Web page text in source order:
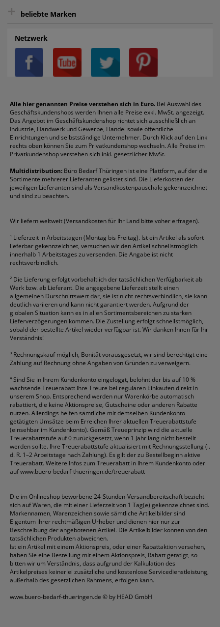
FAQ
AGB
Datenschutz
Privatsphäre-Einstellungen
Über uns
Reklamation / Retouren
Vertrag widerrufen (Privatkunden)
Rabatte & Aktionen
Aktenvernichter
Batterien
Bleistifte
Blöcke
Boardmarker
Briefumschläge
Druckerpatronen
Etiketten
Fineliner
Folienschreiber
Formulare
Gelschreiber
Geschäftsbücher
Heftstreifen
Kaffee
Klebeband
Klemmmappen
Kopierpapier
Korrekturmittel
Kugelschreiber
Mappen
Ordner
Packband
Permanentmarker
Radiergummis
Schnellhefter
Sichthüllen
Taschenrechner
Textmarker
Tintenroller
Tintenpatronen
Toilettenpapier
Toner
Versandmaterial
Versandtaschen
+ beliebte Marken
Alco
Avery/Zweckform
Canon
Durable
DYMO
Edding
Esselte
Faber-Castell
Fellowes
Franken
Fripa
HP
Leitz
Läufer
Melitta
Pentel
Pelikan
Pilot
Pritt
Schneider
Stabilo
Staedtler
alle Marken anzeigen
Netzwerk
Alle hier genannten Preise verstehen sich in Euro. Bei Auswahl des
Geschäftskundenshops werden Ihnen alle Preise exkl. MwSt. angezeigt.
Das Angebot im Geschäftskundenshop richtet sich ausschließlich an
Industrie, Handwerk und Gewerbe, Handel sowie öffentliche
Einrichtungen und selbstständige Unternehmer. Durch Klick auf den Link
rechts oben können Sie zum Privatkundenshop wechseln. Alle Preise im
Privatkundenshop verstehen sich inkl. gesetzlicher MwSt.
Multidistribution: Büro Bedarf Thüringen ist eine Plattform, auf der die
Sortimente mehrerer Lieferanten gelistet sind. Die Lieferkosten der
jeweiligen Lieferanten sind als Versandkostenpauschale gekennzeichnet
und sind zu beachten.
Wir liefern weltweit (Versandkosten für Ihr Land bitte voher erfragen).
¹ Lieferzeit in Arbeitstagen (Montag bis Freitag). Ist ein Artikel als sofort
lieferbar gekennzeichnet, versuchen wir den Artikel schnellstmöglich
innerhalb 1 Arbeitstages zu versenden. Die Angabe ist nicht
rechtsverbindlich.
² Die Lieferung erfolgt vorbehaltlich der tatsächlichen Verfügbarkeit ab
Werk bzw. ab Lieferant. Die angegebene Lieferzeit stellt einen
allgemeinen Durschnittswert dar, sie ist nicht rechtsverbindlich, sie kann
deutlich variieren und kann nicht garantiert werden. Aufgrund der
globalen Situation kann es in allen Sortimentsbereichen zu starken
Lieferverzögerungen kommen. Die Zustellung erfolgt schnellstmöglich,
sobald der bestellte Artikel wieder verfügbar ist. Wir danken Ihnen für Ihr
Verständnis!
³ Rechnungskauf möglich, Bonität vorausgesetzt, wir sind berechtigt eine
Zahlung auf Rechnung ohne Angaben von Gründen zu verweigern.
⁴Sind Sie in Ihrem Kundenkonto eingeloggt, belohnt der bis auf 10 %
wachsende Treuerabatt Ihre Treure bei regulären Einkäufen direkt in
unserem Shop. Entsprechend werden nur Warenkörbe automatisch
rabattiert, die keine Aktionspreise, Gutscheine oder anderen Rabatte
nutzen. Allerdings helfen sämtliche mit demselben Kundenkonto
getätigten Umsätze beim Erreichen Ihrer aktuellen Treuerabattstufe
(einsehbar im Kundenkonto). Gemäß Treueprinzip wird die aktuelle
Treuerabattstufe auf 0 zurückgesetzt, wenn 1 Jahr lang nicht bestellt
werden sollte. Ihre Treuerabattstufe aktualisiert mit Rechnungsstellung (i.
d. R. 1–2 Arbeitstage nach Zahlung). Es gilt der zu Bestellbeginn aktive
Treuerabatt. Weitere Infos zum Treuerabatt in Ihrem Kundenkonto oder
aufwww.buero-bedarf-thueringen.de/treuerabatt
Die im Onlineshop beworbene 24-Stunden-Versandbereitschaft bezieht
sich auf Waren, die mit einer Lieferzeit von 1 Tag(e) gekennzeichnet sind.
Markennamen, Warenzeichen sowie sämtliche Artikelbilder sind
Eigentum ihrer rechtmäßigen Urheber und dienen hier nur zur
Beschreibung der angebotenen Artikel. Die Artikelbilder können von den
tatsächlichen Produkten abweichen.
Ist ein Artikel mit einem Aktionspreis, oder einer Rabattaktion versehen,
haben Sie eine Bestellung mit einem Aktionspreis, Rabatt getätigt, so
bitten wir um Verständnis, dass aufgrund der Kalkulation des
Artikelpreises keinerlei zusätzliche und kostenlose Servicedienstleistung,
außerhalb des gesetzlichen Rahmens, erfolgen kann.
www.buero-bedarf-thueringen.de © by HEAD GmbH